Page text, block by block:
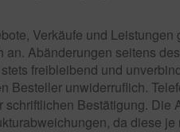
Verkäufe und
Abänderungen seitens
freibleibend und
Besteller unwiderruflich.
schriftlichen Bestätigung.
da diese